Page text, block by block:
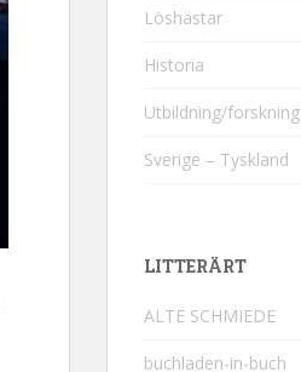
Löshästar
Historia
Utbildning/forskning
Sverige – Tyskland
LITTERÄRT
ALTE SCHMIEDE
buchladen-in-buch